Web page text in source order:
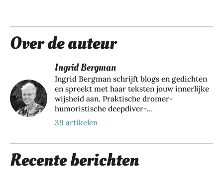
Over de auteur
Ingrid Bergman
Ingrid Bergman schrijft blogs en gedichten
en spreekt met haar teksten jouw innerlijke
wijsheid aan. Praktische dromer-
humoristische deepdiver-
woordkunstenaar-magieverbinder-
levensondernemer. Auteur ‘Tussenruimte’.
39 artikelen
Recente berichten
eur
lan
ger
de
juis
te
sha
JULI
2026
bel
eef
je
d
op
jou
w
o
28
JULI
har
dlo
ops
ch
zeg